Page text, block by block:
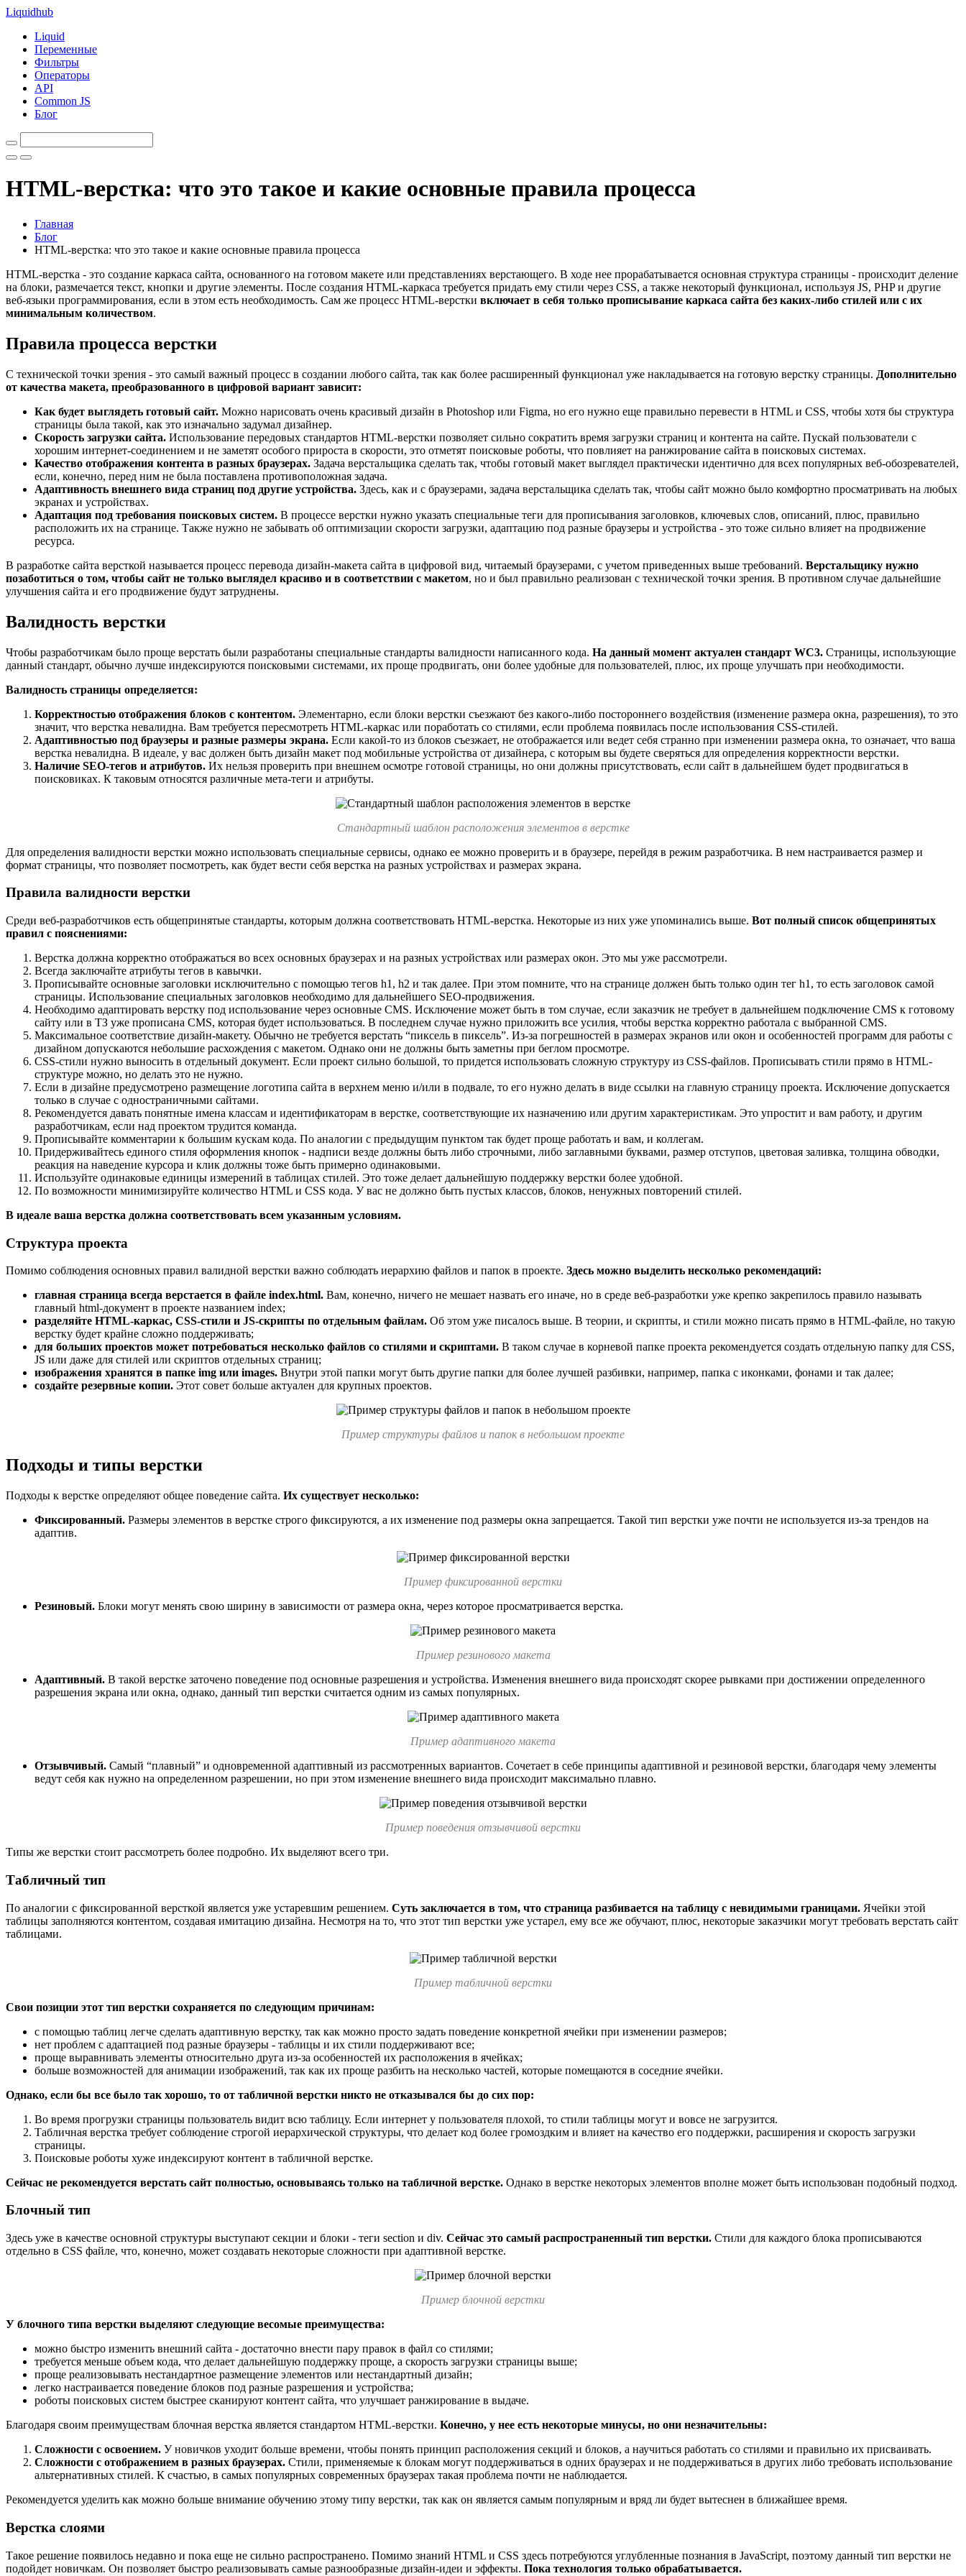
Liquidhub
Liquid
Переменные
Фильтры
Операторы
API
Common JS
Блог
HTML-верстка: что это такое и какие основные правила процесса
Главная
Блог
HTML-верстка: что это такое и какие основные правила процесса
HTML-верстка - это создание каркаса сайта, основанного на готовом макете или представлениях верстающего. В ходе нее прорабатывается основная структура страницы - происходит деление
на блоки, размечается текст, кнопки и другие элементы. После создания HTML-каркаса требуется придать ему стили через CSS, а также некоторый функционал, используя JS, PHP и другие
веб-языки программирования, если в этом есть необходимость. Сам же процесс HTML-верстки включает в себя только прописывание каркаса сайта без каких-либо стилей или с их
минимальным количеством.
Правила процесса верстки
С технической точки зрения - это самый важный процесс в создании любого сайта, так как более расширенный функционал уже накладывается на готовую верстку страницы. Дополнительно
от качества макета, преобразованного в цифровой вариант зависит:
Как будет выглядеть готовый сайт. Можно нарисовать очень красивый дизайн в Photoshop или Figma, но его нужно еще правильно перевести в HTML и CSS, чтобы хотя бы структура
страницы была такой, как это изначально задумал дизайнер.
Скорость загрузки сайта. Использование передовых стандартов HTML-верстки позволяет сильно сократить время загрузки страниц и контента на сайте. Пускай пользователи с
хорошим интернет-соединением и не заметят особого прироста в скорости, это отметят поисковые роботы, что повлияет на ранжирование сайта в поисковых системах.
Качество отображения контента в разных браузерах. Задача верстальщика сделать так, чтобы готовый макет выглядел практически идентично для всех популярных веб-обозревателей,
если, конечно, перед ним не была поставлена противоположная задача.
Адаптивность внешнего вида страниц под другие устройства. Здесь, как и с браузерами, задача верстальщика сделать так, чтобы сайт можно было комфортно просматривать на любых
экранах и устройствах.
Адаптация под требования поисковых систем. В процессе верстки нужно указать специальные теги для прописывания заголовков, ключевых слов, описаний, плюс, правильно
расположить их на странице. Также нужно не забывать об оптимизации скорости загрузки, адаптацию под разные браузеры и устройства - это тоже сильно влияет на продвижение
ресурса.
В разработке сайта версткой называется процесс перевода дизайн-макета сайта в цифровой вид, читаемый браузерами, с учетом приведенных выше требований. Верстальщику нужно
позаботиться о том, чтобы сайт не только выглядел красиво и в соответствии с макетом, но и был правильно реализован с технической точки зрения. В противном случае дальнейшие
улучшения сайта и его продвижение будут затруднены.
Валидность верстки
Чтобы разработчикам было проще верстать были разработаны специальные стандарты валидности написанного кода. На данный момент актуален стандарт WC3. Страницы, использующие
данный стандарт, обычно лучше индексируются поисковыми системами, их проще продвигать, они более удобные для пользователей, плюс, их проще улучшать при необходимости.
Валидность страницы определяется:
Корректностью отображения блоков с контентом. Элементарно, если блоки верстки съезжают без какого-либо постороннего воздействия (изменение размера окна, разрешения), то это
значит, что верстка невалидна. Вам требуется пересмотреть HTML-каркас или поработать со стилями, если проблема появилась после использования CSS-стилей.
Адаптивностью под браузеры и разные размеры экрана. Если какой-то из блоков съезжает, не отображается или ведет себя странно при изменении размера окна, то означает, что ваша
верстка невалидна. В идеале, у вас должен быть дизайн макет под мобильные устройства от дизайнера, с которым вы будете сверяться для определения корректности верстки.
Наличие SEO-тегов и атрибутов. Их нельзя проверить при внешнем осмотре готовой страницы, но они должны присутствовать, если сайт в дальнейшем будет продвигаться в
поисковиках. К таковым относятся различные мета-теги и атрибуты.
Стандартный шаблон расположения элементов в верстке
Для определения валидности верстки можно использовать специальные сервисы, однако ее можно проверить и в браузере, перейдя в режим разработчика. В нем настраивается размер и
формат страницы, что позволяет посмотреть, как будет вести себя верстка на разных устройствах и размерах экрана.
Правила валидности верстки
Среди веб-разработчиков есть общепринятые стандарты, которым должна соответствовать HTML-верстка. Некоторые из них уже упоминались выше. Вот полный список общепринятых
правил с пояснениями:
Верстка должна корректно отображаться во всех основных браузерах и на разных устройствах или размерах окон. Это мы уже рассмотрели.
Всегда заключайте атрибуты тегов в кавычки.
Прописывайте основные заголовки исключительно с помощью тегов h1, h2 и так далее. При этом помните, что на странице должен быть только один тег h1, то есть заголовок самой
страницы. Использование специальных заголовков необходимо для дальнейшего SEO-продвижения.
Необходимо адаптировать верстку под использование через основные CMS. Исключение может быть в том случае, если заказчик не требует в дальнейшем подключение CMS к готовому
сайту или в ТЗ уже прописана CMS, которая будет использоваться. В последнем случае нужно приложить все усилия, чтобы верстка корректно работала с выбранной CMS.
Максимальное соответствие дизайн-макету. Обычно не требуется верстать “пиксель в пиксель”. Из-за погрешностей в размерах экранов или окон и особенностей программ для работы с
дизайном допускаются небольшие расхождения с макетом. Однако они не должны быть заметны при беглом просмотре.
CSS-стили нужно выносить в отдельный документ. Если проект сильно большой, то придется использовать сложную структуру из CSS-файлов. Прописывать стили прямо в HTML-
структуре можно, но делать это не нужно.
Если в дизайне предусмотрено размещение логотипа сайта в верхнем меню и/или в подвале, то его нужно делать в виде ссылки на главную страницу проекта. Исключение допускается
только в случае с одностраничными сайтами.
Рекомендуется давать понятные имена классам и идентификаторам в верстке, соответствующие их назначению или другим характеристикам. Это упростит и вам работу, и другим
разработчикам, если над проектом трудится команда.
Прописывайте комментарии к большим кускам кода. По аналогии с предыдущим пунктом так будет проще работать и вам, и коллегам.
Придерживайтесь единого стиля оформления кнопок - надписи везде должны быть либо строчными, либо заглавными буквами, размер отступов, цветовая заливка, толщина обводки,
реакция на наведение курсора и клик должны тоже быть примерно одинаковыми.
Используйте одинаковые единицы измерений в таблицах стилей. Это тоже делает дальнейшую поддержку верстки более удобной.
По возможности минимизируйте количество HTML и CSS кода. У вас не должно быть пустых классов, блоков, ненужных повторений стилей.
В идеале ваша верстка должна соответствовать всем указанным условиям.
Структура проекта
Помимо соблюдения основных правил валидной верстки важно соблюдать иерархию файлов и папок в проекте. Здесь можно выделить несколько рекомендаций:
главная страница всегда верстается в файле index.html. Вам, конечно, ничего не мешает назвать его иначе, но в среде веб-разработки уже крепко закрепилось правило называть
главный html-документ в проекте названием index;
разделяйте HTML-каркас, CSS-стили и JS-скрипты по отдельным файлам. Об этом уже писалось выше. В теории, и скрипты, и стили можно писать прямо в HTML-файле, но такую
верстку будет крайне сложно поддерживать;
для больших проектов может потребоваться несколько файлов со стилями и скриптами. В таком случае в корневой папке проекта рекомендуется создать отдельную папку для CSS,
JS или даже для стилей или скриптов отдельных страниц;
изображения хранятся в папке img или images. Внутри этой папки могут быть другие папки для более лучшей разбивки, например, папка с иконками, фонами и так далее;
создайте резервные копии. Этот совет больше актуален для крупных проектов.
Пример структуры файлов и папок в небольшом проекте
Подходы и типы верстки
Подходы к верстке определяют общее поведение сайта. Их существует несколько:
Фиксированный. Размеры элементов в верстке строго фиксируются, а их изменение под размеры окна запрещается. Такой тип верстки уже почти не используется из-за трендов на
адаптив.
Пример фиксированной верстки
Резиновый. Блоки могут менять свою ширину в зависимости от размера окна, через которое просматривается верстка.
Пример резинового макета
Адаптивный. В такой верстке заточено поведение под основные разрешения и устройства. Изменения внешнего вида происходят скорее рывками при достижении определенного
разрешения экрана или окна, однако, данный тип верстки считается одним из самых популярных.
Пример адаптивного макета
Отзывчивый. Самый “плавный” и одновременной адаптивный из рассмотренных вариантов. Сочетает в себе принципы адаптивной и резиновой верстки, благодаря чему элементы
ведут себя как нужно на определенном разрешении, но при этом изменение внешнего вида происходит максимально плавно.
Пример поведения отзывчивой верстки
Типы же верстки стоит рассмотреть более подробно. Их выделяют всего три.
Табличный тип
По аналогии с фиксированной версткой является уже устаревшим решением. Суть заключается в том, что страница разбивается на таблицу с невидимыми границами. Ячейки этой
таблицы заполняются контентом, создавая имитацию дизайна. Несмотря на то, что этот тип верстки уже устарел, ему все же обучают, плюс, некоторые заказчики могут требовать верстать сайт
таблицами.
Пример табличной верстки
Свои позиции этот тип верстки сохраняется по следующим причинам:
с помощью таблиц легче сделать адаптивную верстку, так как можно просто задать поведение конкретной ячейки при изменении размеров;
нет проблем с адаптацией под разные браузеры - таблицы и их стили поддерживают все;
проще выравнивать элементы относительно друга из-за особенностей их расположения в ячейках;
больше возможностей для анимации изображений, так как их проще разбить на несколько частей, которые помещаются в соседние ячейки.
Однако, если бы все было так хорошо, то от табличной верстки никто не отказывался бы до сих пор:
Во время прогрузки страницы пользователь видит всю таблицу. Если интернет у пользователя плохой, то стили таблицы могут и вовсе не загрузится.
Табличная верстка требует соблюдение строгой иерархической структуры, что делает код более громоздким и влияет на качество его поддержки, расширения и скорость загрузки
страницы.
Поисковые роботы хуже индексируют контент в табличной верстке.
Сейчас не рекомендуется верстать сайт полностью, основываясь только на табличной верстке. Однако в верстке некоторых элементов вполне может быть использован подобный подход.
Блочный тип
Здесь уже в качестве основной структуры выступают секции и блоки - теги section и div. Сейчас это самый распространенный тип верстки. Стили для каждого блока прописываются
отдельно в CSS файле, что, конечно, может создавать некоторые сложности при адаптивной верстке.
Пример блочной верстки
У блочного типа верстки выделяют следующие весомые преимущества:
можно быстро изменить внешний сайта - достаточно внести пару правок в файл со стилями;
требуется меньше объем кода, что делает дальнейшую поддержку проще, а скорость загрузки страницы выше;
проще реализовывать нестандартное размещение элементов или нестандартный дизайн;
легко настраивается поведение блоков под разные разрешения и устройства;
роботы поисковых систем быстрее сканируют контент сайта, что улучшает ранжирование в выдаче.
Благодаря своим преимуществам блочная верстка является стандартом HTML-верстки. Конечно, у нее есть некоторые минусы, но они незначительны:
Сложности с освоением. У новичков уходит больше времени, чтобы понять принцип расположения секций и блоков, а научиться работать со стилями и правильно их присваивать.
Сложности с отображением в разных браузерах. Стили, применяемые к блокам могут поддерживаться в одних браузерах и не поддерживаться в других либо требовать использование
альтернативных стилей. К счастью, в самых популярных современных браузерах такая проблема почти не наблюдается.
Рекомендуется уделить как можно больше внимание обучению этому типу верстки, так как он является самым популярным и вряд ли будет вытеснен в ближайшее время.
Верстка слоями
Такое решение появилось недавно и пока еще не сильно распространено. Помимо знаний HTML и CSS здесь потребуются углубленные познания в JavaScript, поэтому данный тип верстки не
подойдет новичкам. Он позволяет быстро реализовывать самые разнообразные дизайн-идеи и эффекты. Пока технология только обрабатывается.